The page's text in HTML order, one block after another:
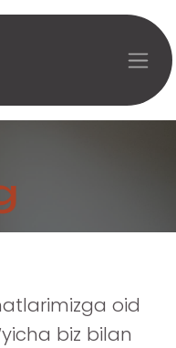
oid
biz bilan